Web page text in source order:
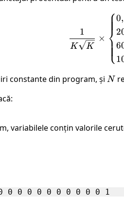
K K
1
×
⎩
⎨
⎧0,
constante din program, șiN
N
variabilele conțin valorile